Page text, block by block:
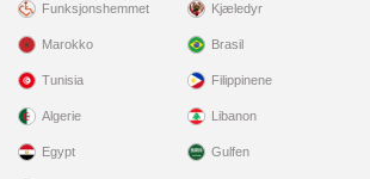
Funksjonshemmet Kjæledyr
Marokko
Tunisia
Algerie
Egypt
Brasil
Filippinene
Libanon
Gulfen